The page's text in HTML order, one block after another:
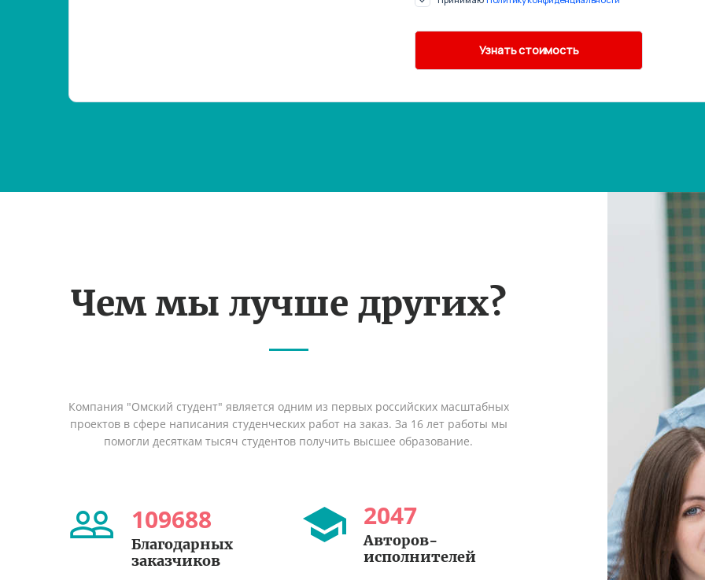
Чем мы лучше других?
Компания "Омский студент" является одним из первых российских масштабных
проектов в сфере написания студенческих работ на заказ. За 16 лет работы мы
помогли десяткам тысяч студентов получить высшее образование.
109688
Благодарных
заказчиков
2047
Авторов-
исполнителей